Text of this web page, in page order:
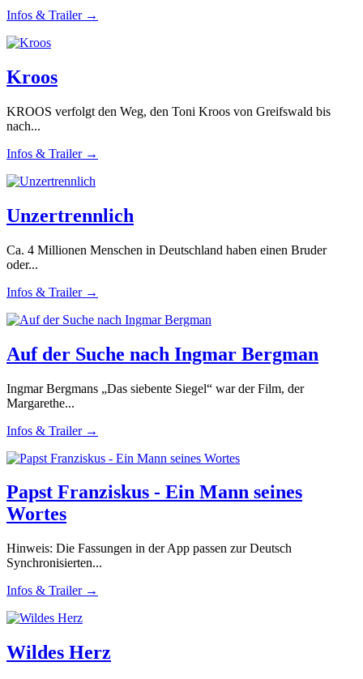
Infos & Trailer →
Kroos
KROOS verfolgt den Weg, den Toni Kroos von Greifswald bis
nach...
Infos & Trailer →
Unzertrennlich
Ca. 4 Millionen Menschen in Deutschland haben einen Bruder
oder...
Infos & Trailer →
Auf der Suche nach Ingmar Bergman
Ingmar Bergmans „Das siebente Siegel“ war der Film, der
Margarethe...
Infos & Trailer →
Papst Franziskus - Ein Mann seines
Wortes
Hinweis: Die Fassungen in der App passen zur Deutsch
Synchronisierten...
Infos & Trailer →
Wildes Herz